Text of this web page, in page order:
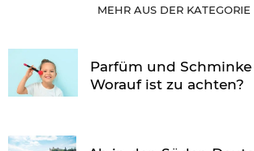
MEHR AUS DER KATEGORIE
Parfüm und
Worauf ist zu achten?